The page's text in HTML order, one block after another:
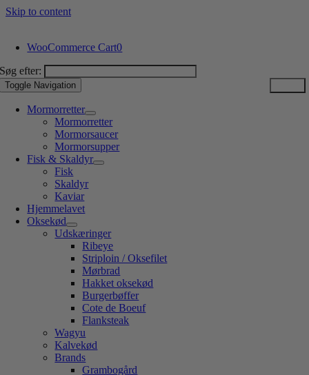
Skip to content
WooCommerce Cart0
Søg efter:
Toggle Navigation
Mormorretter
Mormorretter
Mormorsaucer
Mormorsupper
Fisk & Skaldyr
Fisk
Skaldyr
Kaviar
Hjemmelavet
Oksekød
Udskæringer
Ribeye
Striploin / Oksefilet
Mørbrad
Hakket oksekød
Burgerbøffer
Cote de Boeuf
Flanksteak
Wagyu
Kalvekød
Brands
Grambogård